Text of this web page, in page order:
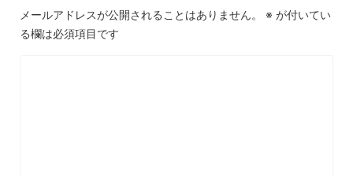
メールアドレスが公開されることはありません。 ※ が付いてい
る欄は必須項目です